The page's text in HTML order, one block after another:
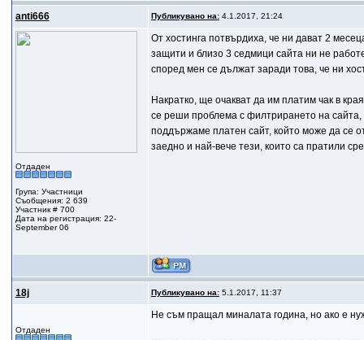
anti666 Публикувано на:4.1.2017, 21:24
Отдаден
Група: Участници
Съобщения: 2 639
Участник # 700
Дата на регистрация: 22-
September 06
От хостинга потвърдиха, че ни дават 2
защити и близо 3 седмици сайта ни не
според мен се дължат заради това, че ни
Накратко, ще очакват да им платим чак в
се реши проблема с филтрирането на сайта,
поддържаме платен сайт, който може да се
заедно и най-вече тези, които са пратили
18j Публикувано на:5.1.2017, 11:37
Отдаден
Не съм пращал миналата година, но ако е